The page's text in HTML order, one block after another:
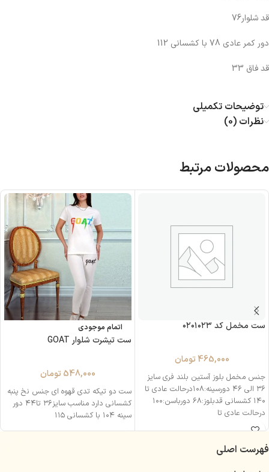
قد شلوار76
دور کمر عادی 78 با کشسانی 112
قد فاق 33
توضیحات تکمیلی
نظرات (0)
محصولات مرتبط
ست مخمل کد ۰۲۰۱۰۲۳
465,000 تومان
جنس مخمل بلوز آستین بلند فری سایز
۳۶ الی ۴۶ دورسینه:۱۰۸درحالت عادی تا
۱۴۰ کشسانی قدبلوز:۶۸ دورباسن:۱۰۰
درحالت عادی تا
اتمام موجودی
ست تیشرت شلوار GOAT
548,000 تومان
ست دو تیکه تدی قهوه ای جنس نخ پنبه
کشسانی دارد مناسب سایز۳۶ تا۴۴ دور
سینه ۱۰۴ با کشسانی ۱۱۵
فهرست اصلی